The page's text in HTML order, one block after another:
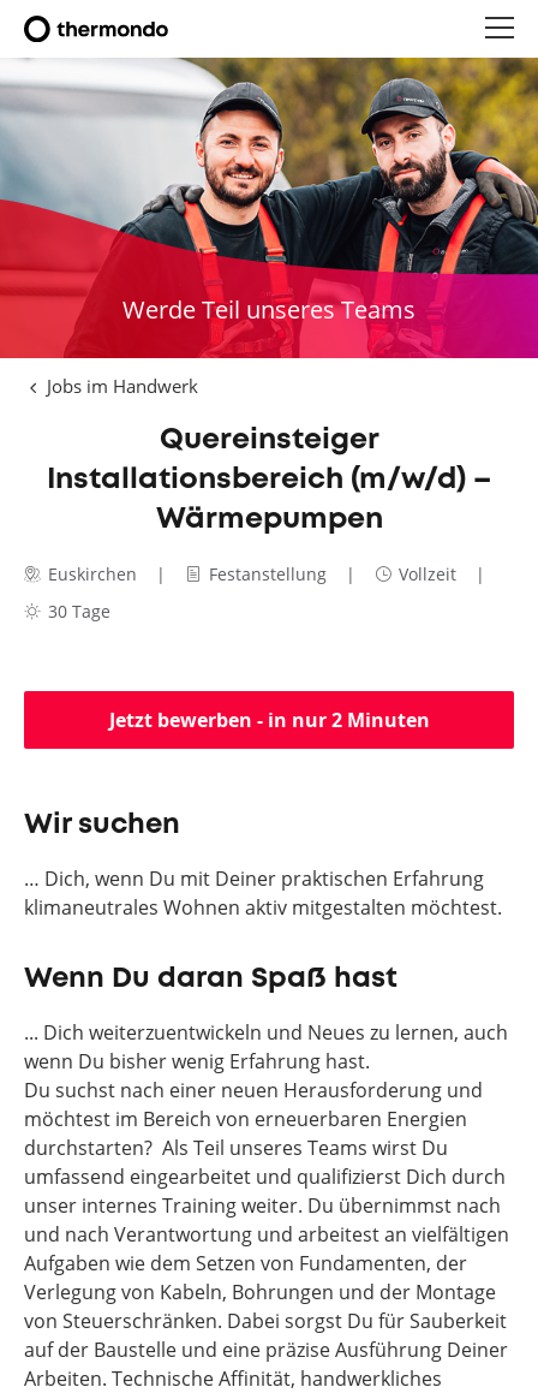
Werde Teil unseres Teams
Jobs im Handwerk
Quereinsteiger
Installationsbereich (m/w/d) –
Wärmepumpen
Euskirchen Festanstellung
Vollzeit
30 Tage
Jetzt bewerben - in nur 2 Minuten
Wir suchen
… Dich, wenn Du mit Deiner praktischen Erfahrung
klimaneutrales Wohnen aktiv mitgestalten möchtest.
Wenn Du daran Spaß hast
... Dich weiterzuentwickeln und Neues zu lernen, auch
wenn Du bisher wenig Erfahrung hast.
Du suchst nach einer neuen Herausforderung und
möchtest im Bereich von erneuerbaren Energien
durchstarten? Als Teil unseres Teams wirst Du
umfassend eingearbeitet und qualifizierst Dich durch
unser internes Training weiter. Du übernimmst nach
und nach Verantwortung und arbeitest an vielfältigen
Aufgaben wie dem Setzen von Fundamenten, der
Verlegung von Kabeln, Bohrungen und der Montage
von Steuerschränken. Dabei sorgst Du für Sauberkeit
auf der Baustelle und eine präzise Ausführung Deiner
Arbeiten. Technische Affinität, handwerkliches